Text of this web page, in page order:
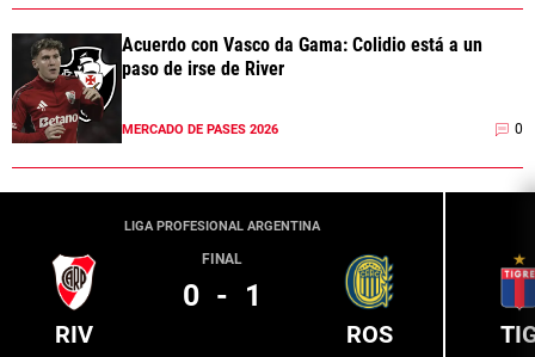
Acuerdo con Vasco da Gama: Colidio está a un
paso de irse de River
MERCADO DE PASES 2026 0
LIGA PROFESIONAL ARGENTINA
RIV
FINAL
0 - 1
ROS